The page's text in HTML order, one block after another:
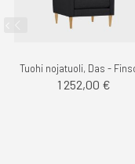
1 252,00 €